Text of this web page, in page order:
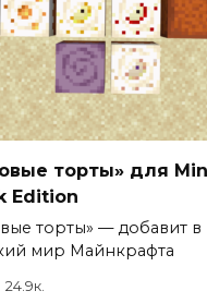
торты» для
Edition
торты» — добавит в
мир Майнкрафта
24.9к.